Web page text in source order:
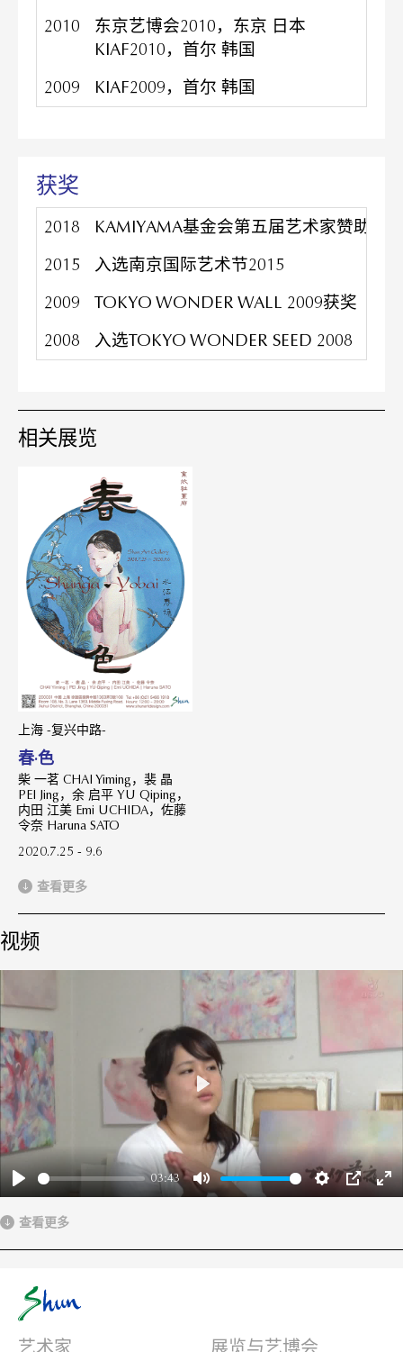
2010
东京艺博会2010，东京 日本
KIAF2010，首尔 韩国
2009
KIAF2009，首尔 韩国
获奖
2018
KAMIYAMA基金会第五届艺术家赞助项
2015
入选南京国际艺术节2015
2009
TOKYO WONDER WALL 2009获奖
2008
入选TOKYO WONDER SEED 2008
相关展览
上海 -复兴中路-
春·色
柴 一茗 CHAI Yiming，裴 晶
PEI Jing，余 启平 YU Qiping，
内田 江美 Emi UCHIDA，佐藤
令奈 Haruna SATO
2020.7.25 - 9.6
查看更多
视频
Play
03:43
Mute SettingsPIP
Play
查看更多